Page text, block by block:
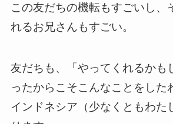
この友だちの機転もすごいし、
れるお兄さんもすごい。
友だちも、「やってくれるかも
ったからこそこんなことをした
インドネシア（少なくともわた